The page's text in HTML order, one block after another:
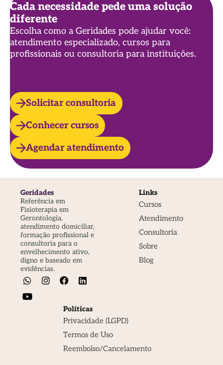
Cada necessidade pede uma solução
diferente
Escolha como a Geridades pode ajudar você:
atendimento especializado, cursos para
profissionais ou consultoria para instituições.
Solicitar consultoria
Conhecer cursos
Agendar atendimento
Geridades
Referência em
Fisioterapia em
Gerontologia,
atendimento domiciliar,
formação profissional e
consultoria para o
envelhecimento ativo,
digno e baseado em
evidências.
Links
Cursos
Atendimento
Consultoria
Sobre
Blog
Políticas
Privacidade (LGPD)
Termos de Uso
Reembolso/Cancelamento